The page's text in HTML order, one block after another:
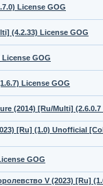
License GOG
(4.2.33) License GOG
GOG
License GOG
(2014) [Ru/Multi]
[Ru] (1.0) Unofficial
GOG
V (2023) [Ru]